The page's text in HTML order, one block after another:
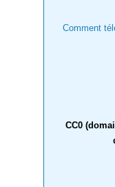
Comment
CC0